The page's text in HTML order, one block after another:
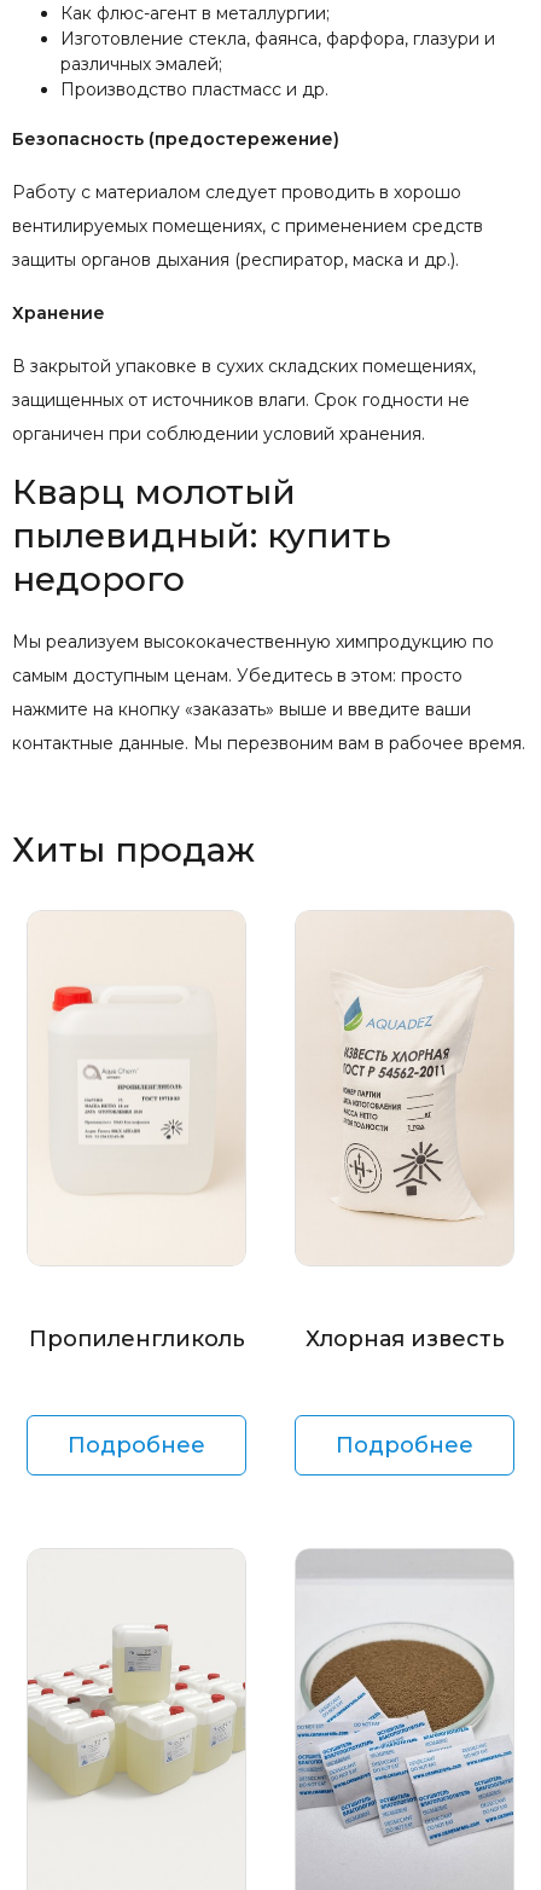
Как флюс-агент в металлургии;
Изготовление стекла, фаянса, фарфора, глазури и
различных эмалей;
Производство пластмасс и др.
Безопасность (предостережение)
Работу с материалом следует проводить в хорошо
вентилируемых помещениях, с применением средств
защиты органов дыхания (респиратор, маска и др.).
Хранение
В закрытой упаковке в сухих складских помещениях,
защищенных от источников влаги. Срок годности не
органичен при соблюдении условий хранения.
Кварц молотый
пылевидный: купить
недорого
Мы реализуем высококачественную химпродукцию по
самым доступным ценам. Убедитесь в этом: просто
нажмите на кнопку «заказать» выше и введите ваши
контактные данные. Мы перезвоним вам в рабочее время.
Хиты продаж
Пропиленгликоль
Подробнее
Хлорная известь
Подробнее